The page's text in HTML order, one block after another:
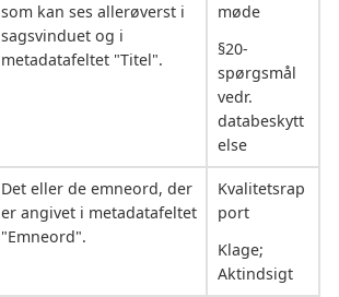
som kan ses allerøverst i
sagsvinduet og i
metadatafeltet "Titel".
møde
§20-
spørgsmål
vedr.
databeskytt
else
Det eller de emneord, der
er angivet i metadatafeltet
"Emneord".
Kvalitetsrap
port
Klage;
Aktindsigt